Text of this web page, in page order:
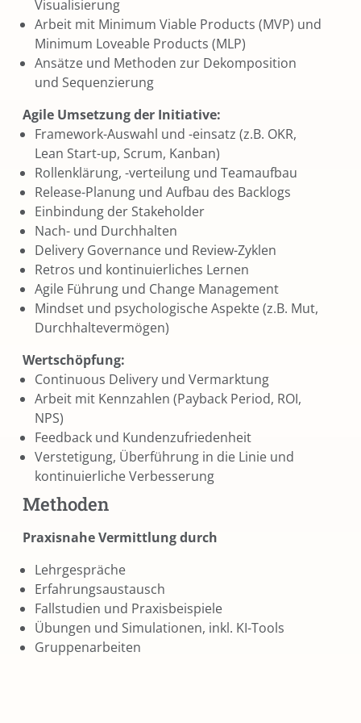
Visualisierung
Arbeit mit Minimum Viable Products (MVP) und
Minimum Loveable Products (MLP)
Ansätze und Methoden zur Dekomposition
und Sequenzierung
Agile Umsetzung der Initiative:
Framework-Auswahl und -einsatz (z.B. OKR,
Lean Start-up, Scrum, Kanban)
Rollenklärung, -verteilung und Teamaufbau
Release-Planung und Aufbau des Backlogs
Einbindung der Stakeholder
Nach- und Durchhalten
Delivery Governance und Review-Zyklen
Retros und kontinuierliches Lernen
Agile Führung und Change Management
Mindset und psychologische Aspekte (z.B. Mut,
Durchhaltevermögen)
Wertschöpfung:
Continuous Delivery und Vermarktung
Arbeit mit Kennzahlen (Payback Period, ROI,
NPS)
Feedback und Kundenzufriedenheit
Verstetigung, Überführung in die Linie und
kontinuierliche Verbesserung
Methoden
Praxisnahe Vermittlung durch
Lehrgespräche
Erfahrungsaustausch
Fallstudien und Praxisbeispiele
Übungen und Simulationen, inkl. KI-Tools
Gruppenarbeiten